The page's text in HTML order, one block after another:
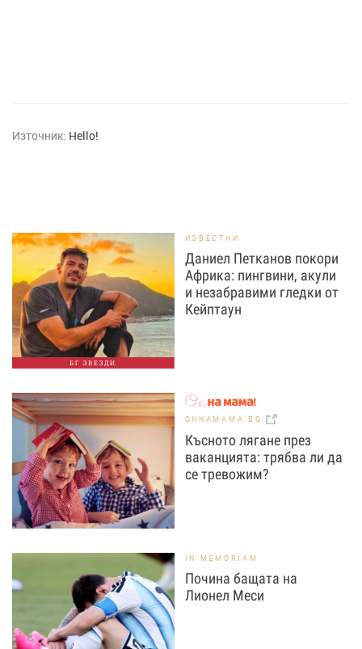
Източник: Hello!
БГ ЗВЕЗДИ
ИЗВЕСТНИ
Даниел Петканов покори
Африка: пингвини, акули
и незабравими гледки от
Кейптаун
OHNAMAMA.BG
Късното лягане през
ваканцията: трябва ли да
се тревожим?
IN MEMORIAM
Почина бащата на
Лионел Меси